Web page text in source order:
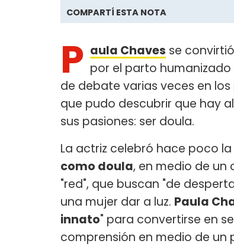
COMPARTÍ ESTA NOTA
P aula Chaves se
por el parto
de debate varias veces en
que pudo descubrir que hay
sus pasiones: ser doula.
La actriz celebró hace poco
como doula, en medio de un
"red", que buscan "de
una mujer dar a luz. Paula
innato" para convertirse en
comprensión en medio de un